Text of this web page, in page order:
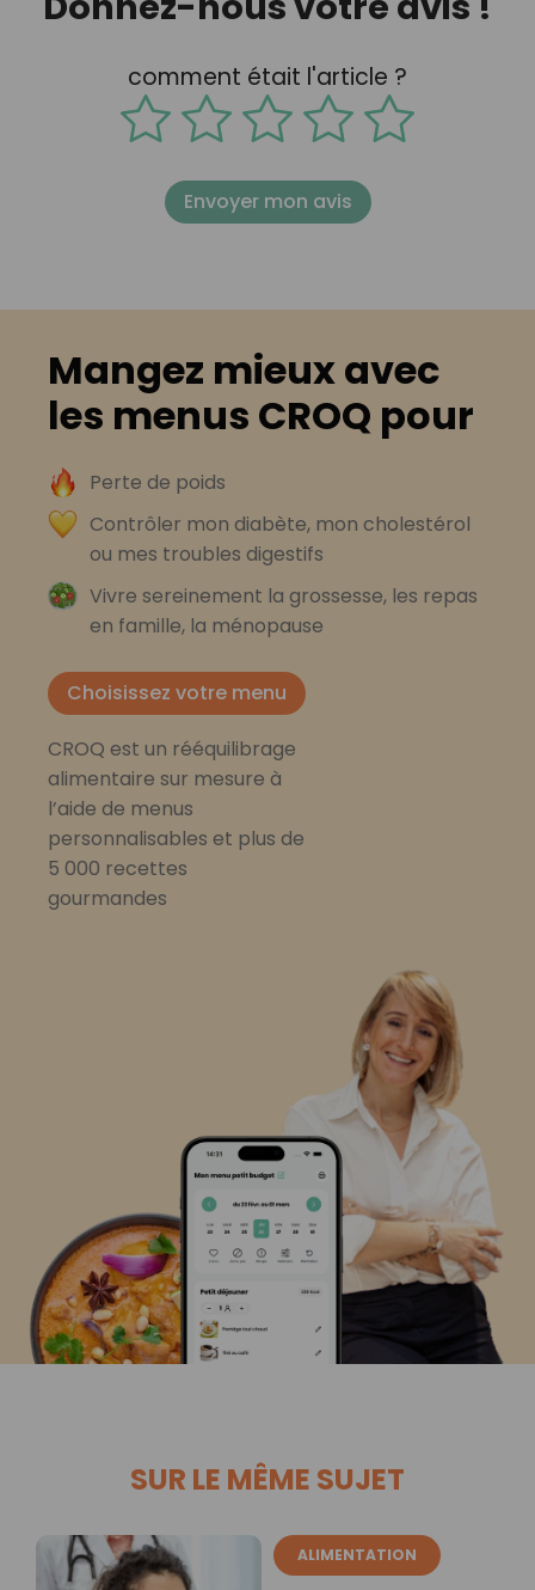
comment était l'article ?
Envoyer mon avis
Mangez mieux avec
les menus CROQ pour
Perte de poids
Contrôler mon diabète, mon cholestérol
ou mes troubles digestifs
Vivre sereinement la grossesse, les repas
en famille, la ménopause
Choisissez votre menu
CROQ est un rééquilibrage
alimentaire sur mesure à
l’aide de menus
personnalisables et plus de
5 000 recettes
gourmandes
SUR LE MÊME SUJET
ALIMENTATION